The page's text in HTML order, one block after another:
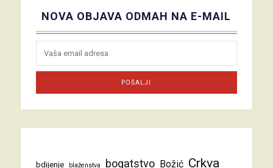
NOVA OBJAVA ODMAH NA E-MAIL
bdijenje blaženstva bogatstvo Božić Crkva